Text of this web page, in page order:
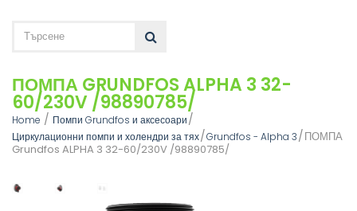
ПОМПА GRUNDFOS ALPHA 3 32-
60/230V /98890785/
Home
Помпи Grundfos и аксесоари
Циркулационни помпи и холендри за тях Grundfos - Alpha 3
ПОМПА
Grundfos ALPHA 3 32-60/230V /98890785/